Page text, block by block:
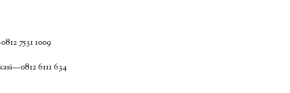
7531 1009
6111 634